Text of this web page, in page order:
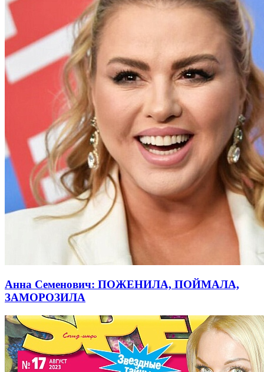
Анна Семенович: ПОЖЕНИЛА, ПОЙМАЛА,
ЗАМОРОЗИЛА